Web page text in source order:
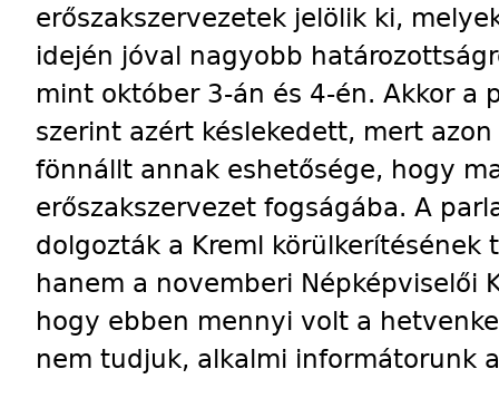
erőszakszervezetek jelölik ki,
idején jóval nagyobb
mint október 3-án és 4-én. Akkor a
szerint azért késlekedett, mert
fönnállt annak eshetősége, hogy
erőszakszervezet fogságába. A
dolgozták a Kreml
hanem a novemberi Népképviselői
hogy ebben mennyi volt a
nem tudjuk, alkalmi informátorunk